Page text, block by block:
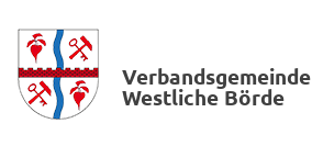
Verbands­gemeinde
Westliche Börde